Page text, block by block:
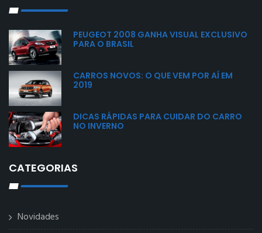
PEUGEOT 2008 GANHA VISUAL EXCLUSIVO
PARA O BRASIL
CARROS NOVOS: O QUE VEM POR AÍ EM
2019
DICAS RÁPIDAS PARA CUIDAR DO CARRO
NO INVERNO
CATEGORIAS
Novidades